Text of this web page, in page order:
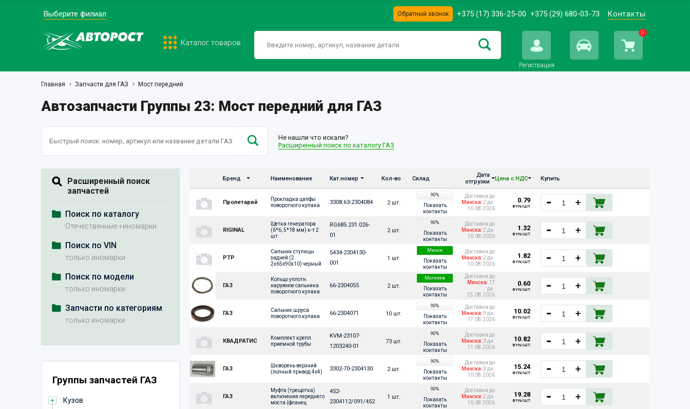
Выберите филиал Обратный звонок +375 (17) 336-25-00 +375 (29) 680-03-73 Контакты
Каталог товаров
Регистрация
0
Главная Запчасти для ГАЗ Мост передний
Автозапчасти Группы 23: Мост передний для ГАЗ
Не нашли что искали?
Расширенный поиск по каталогу ГАЗ
Расширенный поиск
запчастей
Поиск по каталогу
Отечественные +иномарки
Поиск по VIN
только иномарки
Поиск по модели
только иномарки
Запчасти по категориям
только иномарки
Группы запчастей ГАЗ
Кузов
Бренд Наименование Кат.номер Кол-во Склад
Дата
отгрузки
Цена с НДС Купить
Пролетарий
Прокладка цапфы
поворотного кулака
3308.63-2304084 2 шт.
90%
Показать
контакты
Доставка до
Минска:2 дн.
10.08.2026
0.79
BYN/ШТ.
RIGINAL
Щетка генератора
(6*6, 5*18 мм) к-т 2
шт.
RG685.231.026-
01
2 шт.
90%
Показать
контакты
Доставка до
Минска:2 дн.
10.08.2026
1.32
BYN/ШТ.
РТР
Сальник ступицы
задней (2.
2х65х90х10) черный
5434-2304130-
001
1 шт.
Минск
Показать
контакты
Доставка до
Минска:2 дн.
10.08.2026
1.82
BYN/ШТ.
ГАЗ
Кольцо уплотн.
наружное сальника
поворотного кулака
66-2304055 2 шт.
Могилев
Показать
контакты
Доставка до
Минска:17
дн.
25.08.2026
0.60
BYN/ШТ.
ГАЗ
Сальник шруса
поворотного кулака
66-2304071 10 шт.
90%
Показать
контакты
Доставка до
Минска:9 дн.
17.08.2026
10.02
BYN/ШТ.
КВАДРАТИС
Комплект крепл.
приемной трубы
KVM-23107-
1203240-01
73 шт.
90%
Показать
контакты
Доставка до
Минска:3 дн.
11.08.2026
10.82
BYN/ШТ.
ГАЗ
Шкворень верхний
(полный привод 4х4)
3302-70-2304130 2 шт.
90%
Показать
контакты
Доставка до
Минска:2 дн.
10.08.2026
15.24
BYN/ШТ.
ГАЗ
Муфта (трещотка)
включения переднего
моста (фланец
452-
2304112/091/452
1 шт.
90%
Показать
контакты
Доставка до
Минска:2 дн.
10.08.2026
19.28
BYN/ШТ.